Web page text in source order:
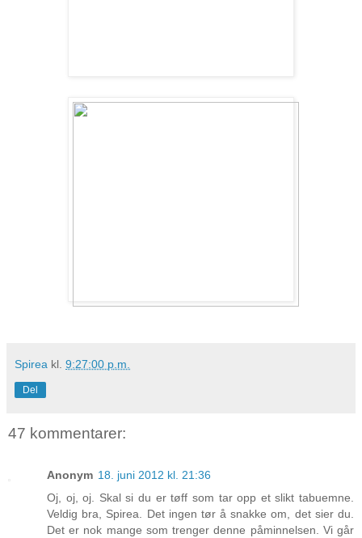
Spirea kl. 9:27:00 p.m.
Del
47 kommentarer:
Anonym 18. juni 2012 kl. 21:36
Oj, oj, oj. Skal si du er tøff som tar opp et slikt tabuemne.
Veldig bra, Spirea. Det ingen tør å snakke om, det sier du.
Det er nok mange som trenger denne påminnelsen. Vi går